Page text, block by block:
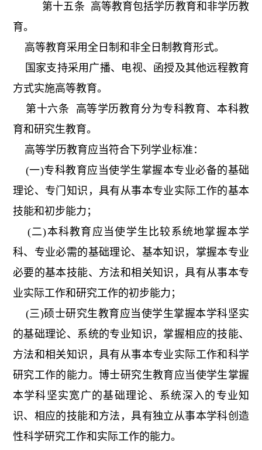
第十五条 高等教育包括学历教育和非学历教
育。
高等教育采用全日制和非全日制教育形式。
国家支持采用广播、电视、函授及其他远程教育
方式实施高等教育。
第十六条 高等学历教育分为专科教育、本科教
育和研究生教育。
高等学历教育应当符合下列学业标准：
(一)专科教育应当使学生掌握本专业必备的基础
理论、专门知识，具有从事本专业实际工作的基本
技能和初步能力；
(二)本科教育应当使学生比较系统地掌握本学
科、专业必需的基础理论、基本知识，掌握本专业
必要的基本技能、方法和相关知识，具有从事本专
业实际工作和研究工作的初步能力；
(三)硕士研究生教育应当使学生掌握本学科坚实
的基础理论、系统的专业知识，掌握相应的技能、
方法和相关知识，具有从事本专业实际工作和科学
研究工作的能力。博士研究生教育应当使学生掌握
本学科坚实宽广的基础理论、系统深入的专业知
识、相应的技能和方法，具有独立从事本学科创造
性科学研究工作和实际工作的能力。